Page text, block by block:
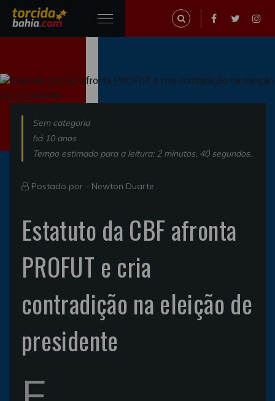
Sem categoria
há 10 anos
Tempo estimado para a leitura: 2 minutos, 40 segundos.
Postado por - Newton Duarte
Estatuto da CBF afronta
PROFUT e cria
contradição na eleição de
presidente